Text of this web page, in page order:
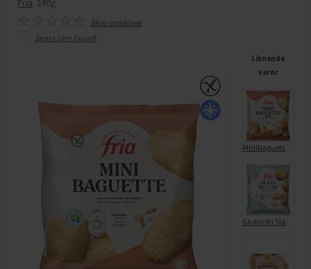
Fria 240g
Skriv omdöme
Spara som favorit
Liknande
varor
Minibaguette Grov Glutenfri
Glutenfri Slät Bulle